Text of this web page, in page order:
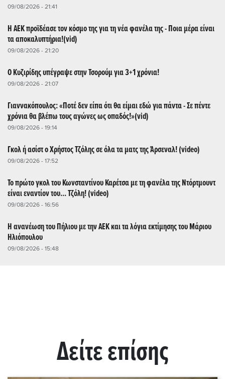
09/08/2026 - 21:41
Η ΑΕΚ προϊδέασε τον κόσμο της για τη νέα φανέλα της - Ποια μέρα είναι
τα αποκαλυπτήρια!(vid)
09/08/2026 - 21:20
Ο Κυζιρίδης υπέγραψε στην Τσορούμ για 3+1 χρόνια!
09/08/2026 - 21:07
Γιαννακόπουλος: «Ποτέ δεν είπα ότι θα είμαι εδώ για πάντα - Σε πέντε
χρόνια θα βλέπω τους αγώνες ως οπαδός!»(vid)
09/08/2026 - 19:14
Γκολ ή ασίστ ο Χρήστος Τζόλης σε όλα τα ματς της Άρσεναλ! (video)
09/08/2026 - 17:52
Το πρώτο γκολ του Κωνσταντίνου Καρέτσα με τη φανέλα της Ντόρτμουντ
είναι εναντίον του... Τζόλη! (video)
09/08/2026 - 16:56
Η ανανέωση του Πήλιου με την ΑΕΚ και τα λόγια εκτίμησης του Μάριου
Ηλιόπουλου
09/08/2026 - 15:48
Δείτε επίσης